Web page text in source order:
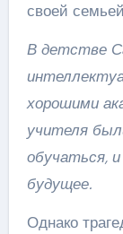
своей
В детстве
хорошими
учителя
обучаться,
будущее.
Однако